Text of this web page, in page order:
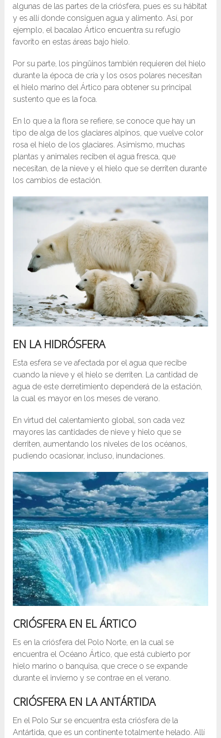
algunas de las partes de la criósfera, pues es su hábitat
y es allí donde consiguen agua y alimento. Así, por
ejemplo, el bacalao Ártico encuentra su refugio
favorito en estas áreas bajo hielo.
Por su parte, los pingüinos también requieren del hielo
durante la época de cría y los osos polares necesitan
el hielo marino del Ártico para obtener su principal
sustento que es la foca.
En lo que a la flora se refiere, se conoce que hay un
tipo de alga de los glaciares alpinos, que vuelve color
rosa el hielo de los glaciares. Asimismo, muchas
plantas y animales reciben el agua fresca, que
necesitan, de la nieve y el hielo que se derriten durante
los cambios de estación.
EN LA HIDRÓSFERA
Esta esfera se ve afectada por el agua que recibe
cuando la nieve y el hielo se derriten. La cantidad de
agua de este derretimiento dependerá de la estación,
la cual es mayor en los meses de verano.
En virtud del calentamiento global, son cada vez
mayores las cantidades de nieve y hielo que se
derriten, aumentando los niveles de los océanos,
pudiendo ocasionar, incluso, inundaciones.
CRIÓSFERA EN EL ÁRTICO
Es en la criósfera del Polo Norte, en la cual se
encuentra el Océano Ártico, que está cubierto por
hielo marino o banquisa, que crece o se expande
durante el invierno y se contrae en el verano.
CRIÓSFERAEN LA ANTÁRTIDA
En el Polo Sur se encuentra esta criósfera de la
Antártida, que es un continente totalmente helado. Allí